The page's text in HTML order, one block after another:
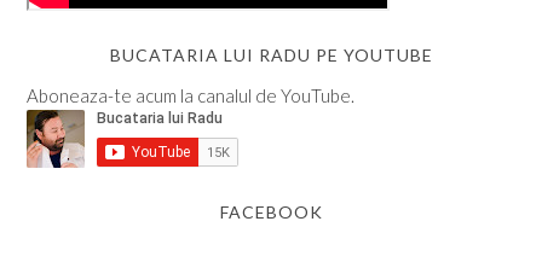
BUCATARIA LUI RADU PE YOUTUBE
Aboneaza-te acum la canalul de YouTube.
FACEBOOK